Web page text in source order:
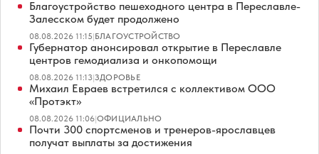
Благоустройство пешеходного центра в Переславле-
Залесском будет продолжено
08.08.2026 11:15|БЛАГОУСТРОЙСТВО
Губернатор анонсировал открытие в Переславле
центров гемодиализа и онкопомощи
08.08.2026 11:13|ЗДОРОВЬЕ
Михаил Евраев встретился с коллективом ООО
«Протэкт»
08.08.2026 11:06|ОФИЦИАЛЬНО
Почти 300 спортсменов и тренеров-ярославцев
получат выплаты за достижения